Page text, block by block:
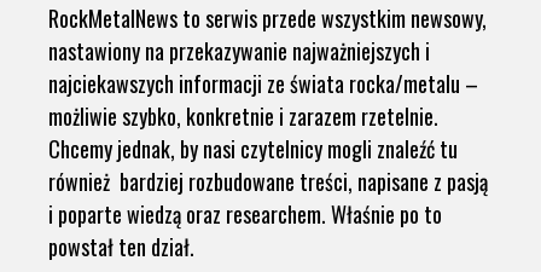
RockMetalNews to serwis przede wszystkim newsowy,
nastawiony na przekazywanie najważniejszych i
najciekawszych informacji ze świata rocka/metalu –
możliwie szybko, konkretnie i zarazem rzetelnie.
Chcemy jednak, by nasi czytelnicy mogli znaleźć tu
również bardziej rozbudowane treści, napisane z pasją
i poparte wiedzą oraz researchem. Właśnie po to
powstał ten dział.